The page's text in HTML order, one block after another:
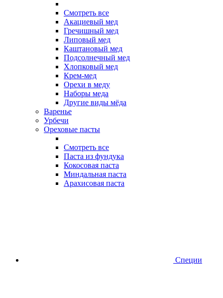
Смотреть все
Акациевый мед
Гречишный мед
Липовый мед
Каштановый мед
Подсолнечный мед
Хлопковый мед
Крем-мед
Орехи в меду
Наборы меда
Другие виды мёда
Варенье
Урбечи
Ореховые пасты
Смотреть все
Паста из фундука
Кокосовая паста
Миндальная паста
Арахисовая паста
Специи